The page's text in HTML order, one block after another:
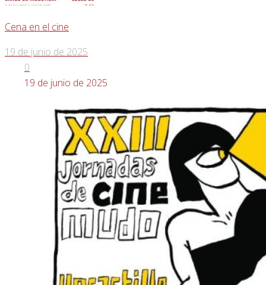
Cena en el cine
19 de junio de 2025
0
19 de junio de 2025